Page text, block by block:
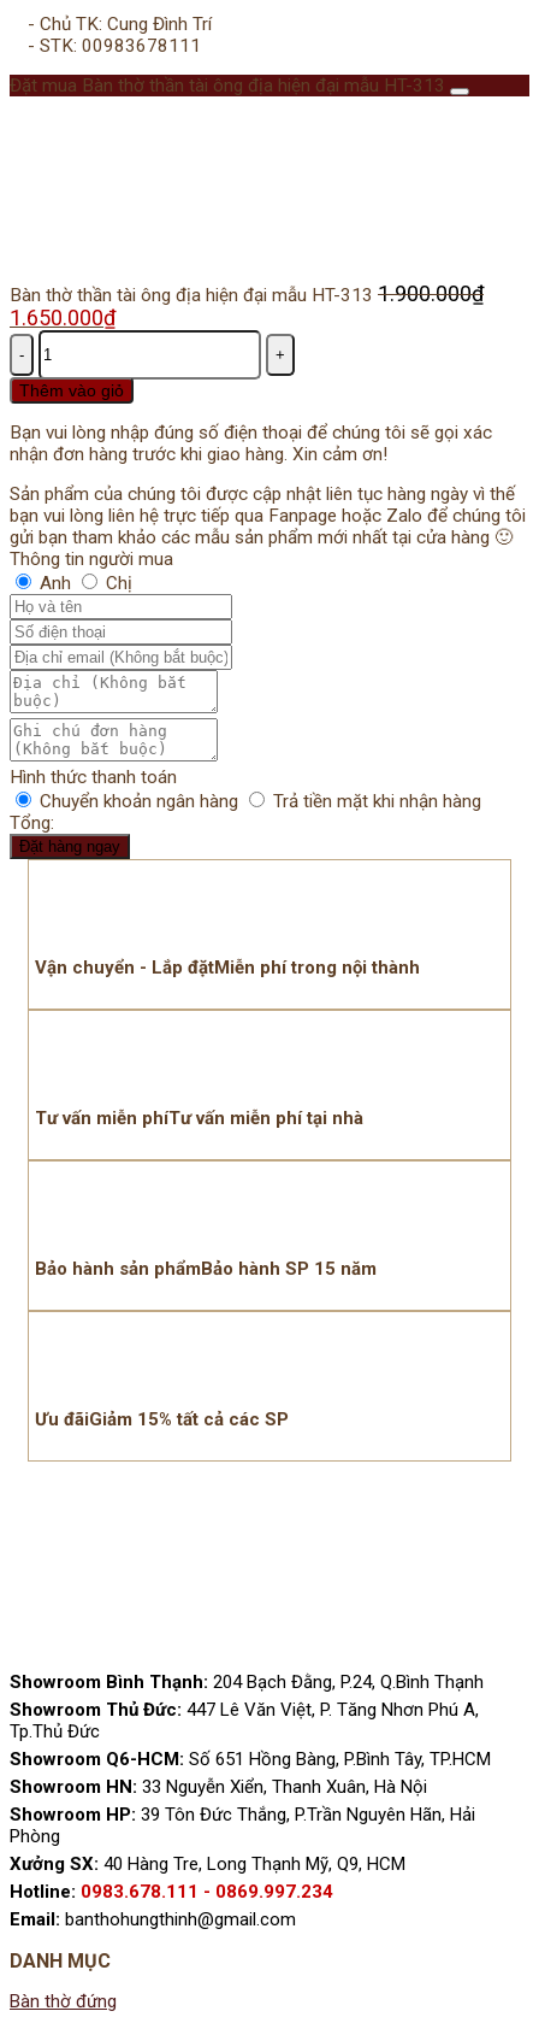
- Chủ TK: Cung Đình Trí
- STK: 00983678111
Đặt mua Bàn thờ thần tài ông địa hiện đại mẫu HT-313
Bàn thờ thần tài ông địa hiện đại mẫu HT-313 1.900.000₫
Giá
gốc
là:
1.900.000₫.
1.650.000₫Giá
hiện
là:
1.650.000₫.
Số
lượng
Thêm vào giỏ
Bạn vui lòng nhập đúng số điện thoại để chúng tôi sẽ gọi xác
nhận đơn hàng trước khi giao hàng. Xin cảm ơn!
Sản phẩm của chúng tôi được cập nhật liên tục hàng ngày vì thế
bạn vui lòng liên hệ trực tiếp qua Fanpage hoặc Zalo để chúng tôi
gửi bạn tham khảo các mẫu sản phẩm mới nhất tại cửa hàng 🙂
Thông tin người mua
Anh
Chị
Hình thức thanh toán
Chuyển khoản ngân hàng
Trả tiền mặt khi nhận hàng
Tổng:
Đặt hàng ngay
Vận chuyển - Lắp đặtMiễn phí trong nội thành
Tư vấn miễn phíTư vấn miễn phí tại nhà
Bảo hành sản phẩmBảo hành SP 15 năm
Ưu đãiGiảm 15% tất cả các SP
Showroom Bình Thạnh: 204 Bạch Đằng, P.24, Q.Bình Thạnh
Showroom Thủ Đức: 447 Lê Văn Việt, P. Tăng Nhơn Phú A,
Tp.Thủ Đức
Showroom Q6-HCM: Số 651 Hồng Bàng, P.Bình Tây, TP.HCM
Showroom HN: 33 Nguyễn Xiển, Thanh Xuân, Hà Nội
Showroom HP: 39 Tôn Đức Thắng, P.Trần Nguyên Hãn, Hải
Phòng
Xưởng SX: 40 Hàng Tre, Long Thạnh Mỹ, Q9, HCM
Hotline: 0983.678.111 - 0869.997.234
Email: banthohungthinh@gmail.com
DANH MỤC
Bàn thờ đứng